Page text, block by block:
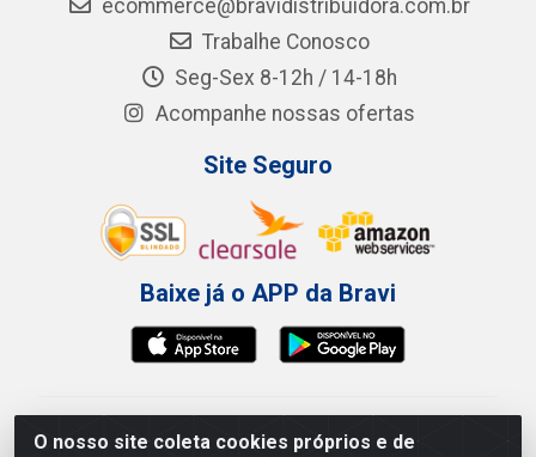
O nosso site coleta cookies próprios e de
ecommerce@bravidistribuidora.com.br
Trabalhe Conosco
Seg-Sex 8-12h / 14-18h
Acompanhe nossas ofertas
Site Seguro
Baixe já o APP da Bravi
Bravi Consumíveis de Higiene e Descartáveis EIRELI -